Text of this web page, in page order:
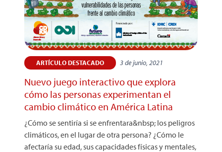
ARTÍCULO DESTACADO 3 de junio, 2021
Nuevo juego interactivo que explora
cómo las personas experimentan el
cambio climático en América Latina
¿Cómo se sentiría si se enfrentara&nbsp; los peligros
climáticos, en el lugar de otra persona? ¿Cómo le
afectaría su edad, sus capacidades físicas y mentales,